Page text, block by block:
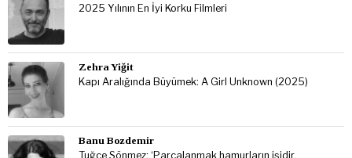
2025 Yılının En İyi Korku Filmleri
Zehra Yiğit
Kapı Aralığında Büyümek: A Girl Unknown (2025)
Banu Bozdemir
Tuğçe Sönmez: ‘Parçalanmak hamurların işidir,